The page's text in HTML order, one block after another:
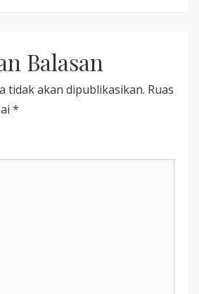
BIKIN
DEG-
Balasan
tidak akan dipublikasikan. Ruas
*